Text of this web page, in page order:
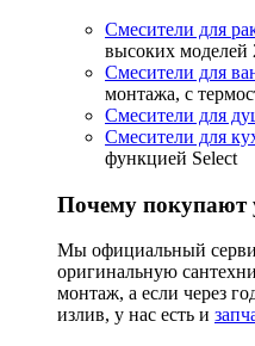
Смесители для
высоких моделей
Смесители для
монтажа, с
Смесители для
Смесители для
функцией Select
Почему покупают
Мы официальный
оригинальную
монтаж, а если через
излив, у нас есть и